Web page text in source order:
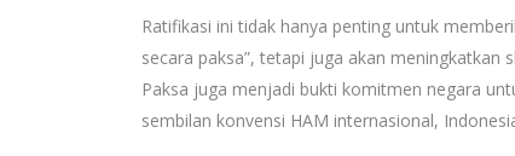
Ratifikasi ini tidak hanya penting untuk
secara paksa”, tetapi juga akan meningkatkan
Paksa juga menjadi bukti komitmen negara
sembilan konvensi HAM internasional,